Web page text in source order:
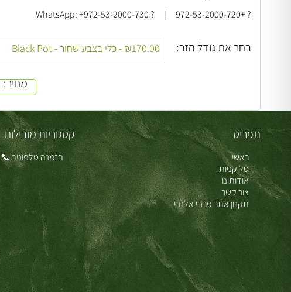
? +972-53-2000-720 | ? WhatsApp: +972-53-2000-730
בחר את גודל הזר:
מחיר:
תפריט
ראשי
סל קניות
אודותינו
צור קשר
תקנון אתר פרחי אלנבי
קטגוריות מובילות
הזמנה טלפונית📞